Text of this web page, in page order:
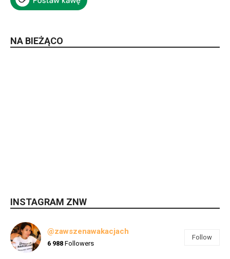
NA BIEŻĄCO
INSTAGRAM ZNW
@zawszenawakacjach
6 988 Followers
Follow